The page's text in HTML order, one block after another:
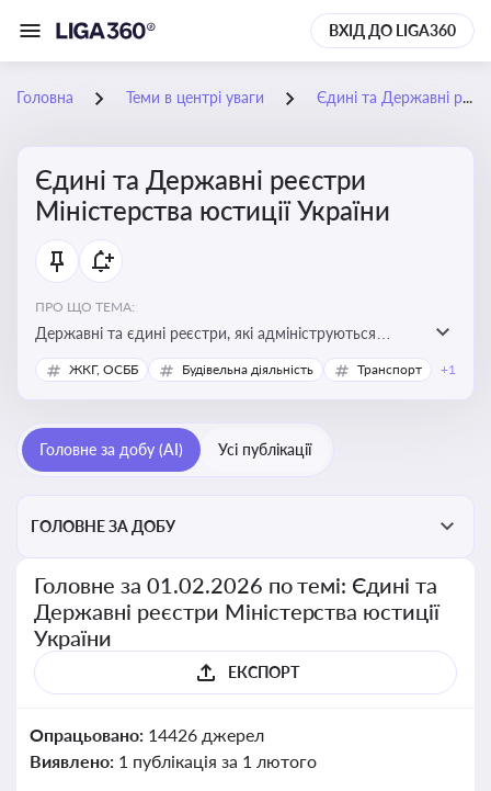
ВХІД ДО LIGA360
Головна Теми в центрі уваги Єдині та Державні реєстри Міністерства юстиції України
Єдині та Державні реєстри
Міністерства юстиції України
ПРО ЩО ТЕМА:
Державні та єдині реєстри, які адмініструються
Мінюстом України, і є ключовими інструментами для
юридичного захисту, ідентифікації прав, та
сімейних та майнових відносин
ЖКГ, ОСББ Будівельна діяльність Транспорт +1
Головне за добу (AI) Усі публікації
ГОЛОВНЕ ЗА ДОБУ
Головне за 01.02.2026 по темі: Єдині та
Державні реєстри Міністерства юстиції
України
ЕКСПОРТ
Опрацьовано: 14426 джерел
Виявлено: 1 публікація за 1 лютого